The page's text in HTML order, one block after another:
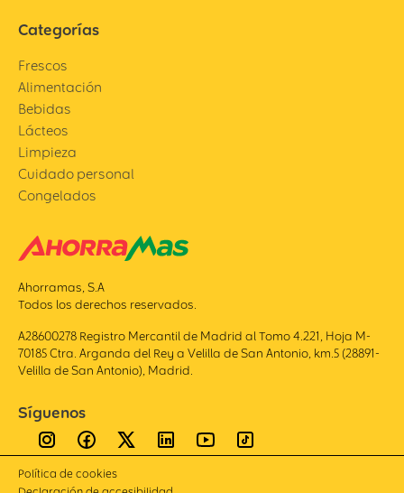
Categorías
Frescos
Alimentación
Bebidas
Lácteos
Limpieza
Cuidado personal
Congelados
Ahorramas, S.A
Todos los derechos reservados.
A28600278 Registro Mercantil de Madrid al Tomo 4.221, Hoja M-
70185 Ctra. Arganda del Rey a Velilla de San Antonio, km.5 (28891-
Velilla de San Antonio), Madrid.
Síguenos
Política de cookies